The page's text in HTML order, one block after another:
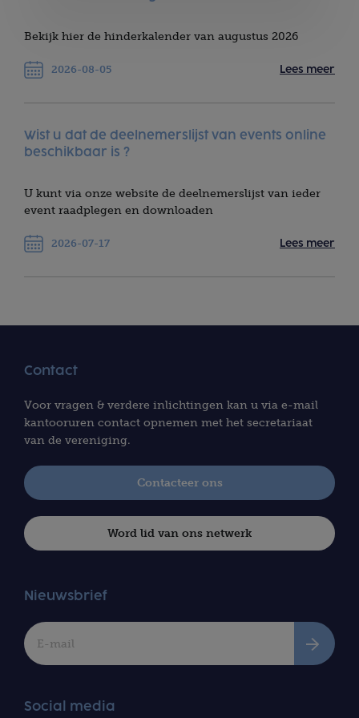
Bekijk hier de hinderkalender van augustus 2026
2026-08-05 Lees meer
Wist u dat de deelnemerslijst van events online
beschikbaar is ?
U kunt via onze website de deelnemerslijst van ieder
event raadplegen en downloaden
2026-07-17 Lees meer
Contact
Voor vragen & verdere inlichtingen kan u via e-mail
kantooruren contact opnemen met het secretariaat
van de vereniging.
Contacteer ons
Word lid van ons netwerk
Nieuwsbrief
Social media